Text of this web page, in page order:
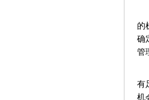
的
确
管
有
机